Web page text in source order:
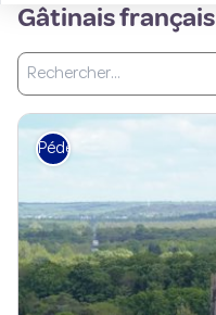
Gâtinais français
Recherche
Pédestre